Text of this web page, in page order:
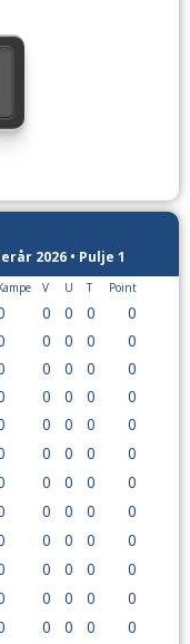
2026 • Pulje 1
V U T Point
0 0 0
0
0 0 0
0
0 0 0
0
0 0 0
0
0 0 0
0
0 0 0
0
0 0 0
0
0 0 0
0
0 0 0
0
0 0 0
0
0 0 0
0
0 0 0
0